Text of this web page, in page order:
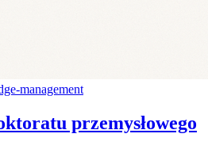
management
przemysłowego